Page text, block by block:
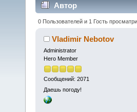
Автор
0 Пользователей и 1 Гость
Vladimir Nebotov
Administrator
Hero Member
Сообщений: 2071
Даешь погоду!